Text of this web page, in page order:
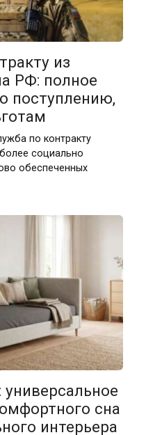
28.07.2026
из
РФ: полное
поступлению,
по контракту
социально
обеспеченных
25.07.2026
универсальное
сна
интерьера